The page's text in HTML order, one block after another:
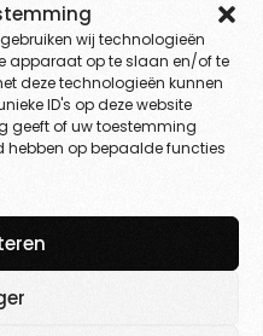
wij technologieën
apparaat op te slaan en/of te
deze technologieën kunnen
ID's op deze website
geeft of uw toestemming
hebben op bepaalde functies
your first post. Edit or
READ